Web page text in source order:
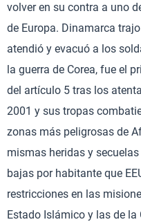
volver en su contra a uno
de Europa. Dinamarca
atendió y evacuó a los
la guerra de Corea, fue el
del artículo 5 tras los
2001 y sus tropas
zonas más peligrosas de
mismas heridas y
bajas por habitante que
restricciones en las
Estado Islámico y las de la